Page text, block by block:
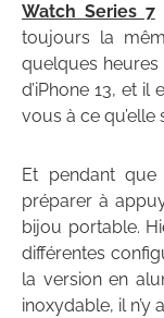
Watch Series 7
toujours la
quelques
d’iPhone 13, et il
vous à ce qu’elle
Et pendant
préparer à
bijou portable.
différentes
la version en
inoxydable, il n’y